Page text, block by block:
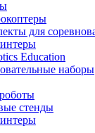
для
Education
наборы
стенды